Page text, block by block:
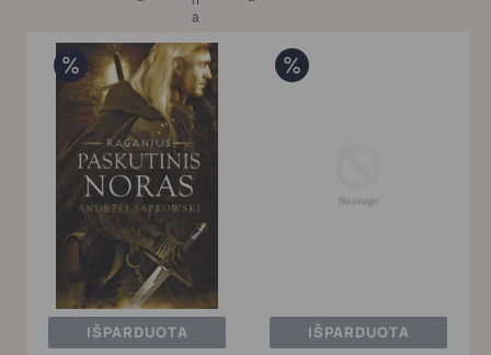
a
IŠPARDUOTA IŠPARDUOTA